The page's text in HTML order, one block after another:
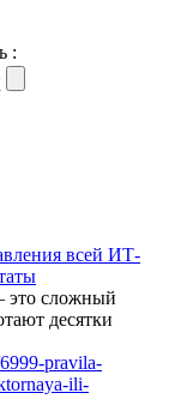
:
всей ИТ-
это сложный
десятки